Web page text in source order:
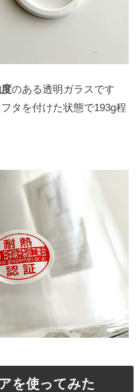
のある透明ガラスです
タを付けた状態で193g程
を使ってみた